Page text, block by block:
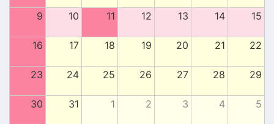
9 10 11 12 13 14 15
16 17 18 19 20 21 22
23 24 25 26 27 28 29
30 31 1 2 3 4 5